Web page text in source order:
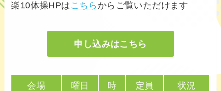
楽10体操HPは こちら からご覧いただけます
申し込みはこちら
会場 曜日
時
定員 状況